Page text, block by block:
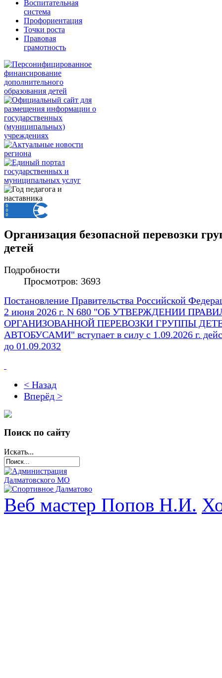
Воспитательная
система
Профориентация
Точки роста
Правовая
грамотность
Организация безопасной перевозки
детей
Подробности
Просмотров: 3693
Постановление Правительства Российской
2 июня 2026 г. N 680 "ОБ УТВЕРЖДЕНИИ
ОРГАНИЗОВАННОЙ ПЕРЕВОЗКИ ГРУППЫ
АВТОБУСАМИ" вступает в силу с 1.09.2026 г.
до 01.09.2032
< Назад
Вперёд >
Поиск по сайту
Искать...
Веб мастер Попов Н.И.